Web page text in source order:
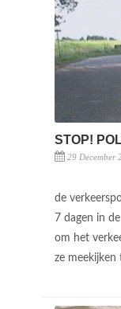
STOP!
29 December
de
7 dagen in
om het
ze